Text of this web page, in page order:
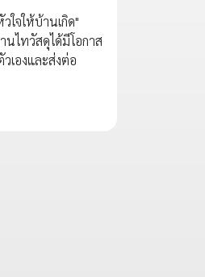
ใจให้บ้านเกิด"
นไทวัสดุได้มีโอกาส
เองและส่งต่อ